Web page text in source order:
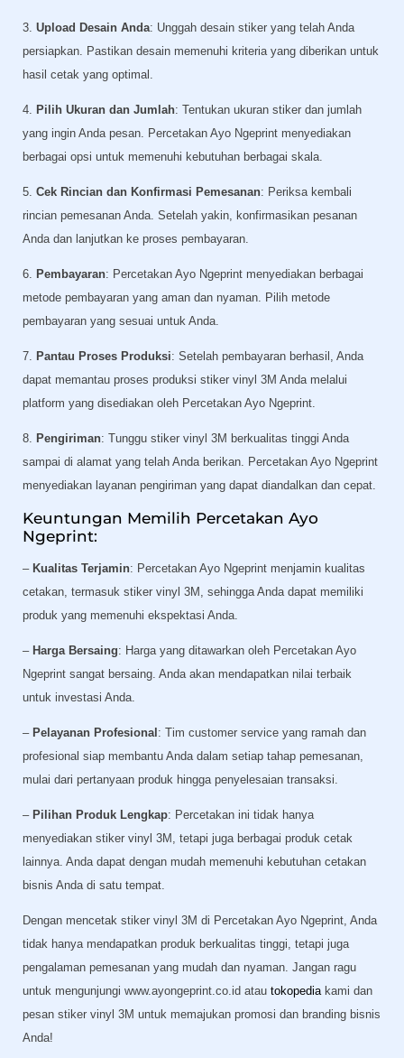
3. Upload Desain Anda: Unggah desain stiker yang telah Anda
persiapkan. Pastikan desain memenuhi kriteria yang diberikan untuk
hasil cetak yang optimal.
4. Pilih Ukuran dan Jumlah: Tentukan ukuran stiker dan jumlah
yang ingin Anda pesan. Percetakan Ayo Ngeprint menyediakan
berbagai opsi untuk memenuhi kebutuhan berbagai skala.
5. Cek Rincian dan Konfirmasi Pemesanan: Periksa kembali
rincian pemesanan Anda. Setelah yakin, konfirmasikan pesanan
Anda dan lanjutkan ke proses pembayaran.
6. Pembayaran: Percetakan Ayo Ngeprint menyediakan berbagai
metode pembayaran yang aman dan nyaman. Pilih metode
pembayaran yang sesuai untuk Anda.
7. Pantau Proses Produksi: Setelah pembayaran berhasil, Anda
dapat memantau proses produksi stiker vinyl 3M Anda melalui
platform yang disediakan oleh Percetakan Ayo Ngeprint.
8. Pengiriman: Tunggu stiker vinyl 3M berkualitas tinggi Anda
sampai di alamat yang telah Anda berikan. Percetakan Ayo Ngeprint
menyediakan layanan pengiriman yang dapat diandalkan dan cepat.
Keuntungan Memilih Percetakan Ayo
Ngeprint:
– Kualitas Terjamin: Percetakan Ayo Ngeprint menjamin kualitas
cetakan, termasuk stiker vinyl 3M, sehingga Anda dapat memiliki
produk yang memenuhi ekspektasi Anda.
– Harga Bersaing: Harga yang ditawarkan oleh Percetakan Ayo
Ngeprint sangat bersaing. Anda akan mendapatkan nilai terbaik
untuk investasi Anda.
– Pelayanan Profesional : Tim customer service yang ramah dan
profesional siap membantu Anda dalam setiap tahap pemesanan,
mulai dari pertanyaan produk hingga penyelesaian transaksi.
– Pilihan Produk Lengkap: Percetakan ini tidak hanya
menyediakan stiker vinyl 3M, tetapi juga berbagai produk cetak
lainnya. Anda dapat dengan mudah memenuhi kebutuhan cetakan
bisnis Anda di satu tempat.
Dengan mencetak stiker vinyl 3M di Percetakan Ayo Ngeprint, Anda
tidak hanya mendapatkan produk berkualitas tinggi, tetapi juga
pengalaman pemesanan yang mudah dan nyaman. Jangan ragu
untuk mengunjungi www.ayongeprint.co.id atau tokopedia kami dan
pesan stiker vinyl 3M untuk memajukan promosi dan branding bisnis
Anda!